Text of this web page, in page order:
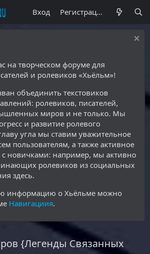
Вход Регистрация
на творческом форуме для
и ролевиков «Хьёльм»!
объединить текстовиков
ролевиков, писателей,
миров и не только. Мы
и развитие ролевого
угла мы ставим уважительное
пользователям, а также активное
с новичками: например, мы активно
ролевиков из социальных
здесь.
информацию о Хьёльме можно
Навигациия.
{Легенды Связанных